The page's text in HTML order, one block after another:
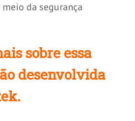
da segurança
sobre essa
desenvolvida